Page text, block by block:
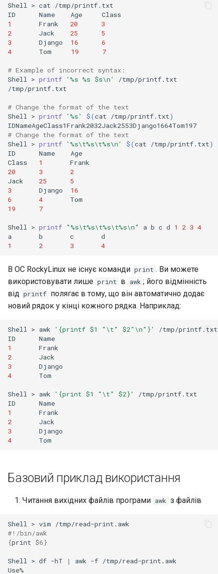
Shell > cat
/tmp/printf.txt
ID
Name Age
1
Frank 20
3
2
Jack 25
5
3
Django 16
6
4
Tom 19 7
# Example of incorrect syntax:
Shell
> printf '%s %s $s\n'
/tmp/printf.txt
/tmp/printf.txt
# Change the format of the text
Shell
> printf '%s' $(cat /tmp/printf.txt)
# Change the format of the text
Shell
> printf '%s\t%s\t%s\n' $(cat /tmp/printf.txt)
ID
Name
Age
Class
1
20
3
2
Jack
25
5
3
Django
16
6
4
19
7
Shell > printf "%s\t%s\t%s\t%s\n" a b c d 1 2 3 4
a
b c
1
2 3 4
В ОС RockyLinux не існує команди print . Ви можете
використовувати лише print в awk ; його відмінність
від printf полягає в тому, що він автоматично додає
новий рядок у кінці кожного рядка. Наприклад:
Shell > awk '{printf $1 "\t" $2"\n"}'
/tmp/printf.txt
ID
1
2
3
4
Tom
Shell > awk '{print $1 "\t" $2}'
/tmp/printf.txt
ID
1
2
3
4
Базовий приклад використання
Читання вихідних файлів програми awk з файлів
Shell > vim
#!/bin/awk
{print $6}
Shell > df -hT | awk -f /tmp/read-print.awk